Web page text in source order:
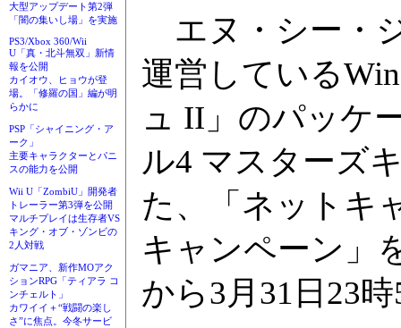
大型アップデート第2弾
「闇の集いし場」を実施
PS3/Xbox 360/Wii
U「真・北斗無双」新情
報を公開
カイオウ、ヒョウが登
場。「修羅の国」編が明
らかに
PSP「シャイニング・ア
ーク」
主要キャラクターとパニ
スの能力を公開
Wii U「ZombiU」開発者
トレーラー第3弾を公開
マルチプレイは生存者VS
キング・オブ・ゾンビの
2人対戦
ガマニア、新作MOアク
ションRPG「ティアラ コ
ンチェルト」
カワイイ＋“戦闘の楽し
さ”に焦点。今冬サービ
エヌ・シー・
運営している
ュ II」のパッケ
ル4 マスターズ
た、「ネットキ
キャンペーン」
から3月31日23